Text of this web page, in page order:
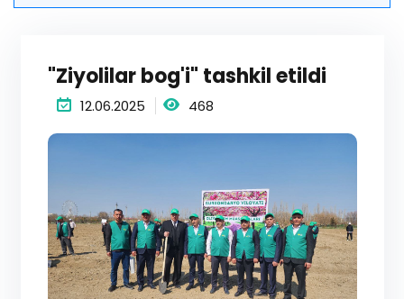
"Ziyolilar bog'i" tashkil etildi
12.06.2025 468